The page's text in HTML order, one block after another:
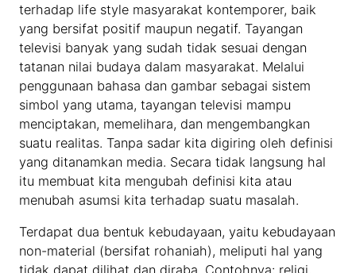
terhadap life style masyarakat kontemporer, baik
yang bersifat positif maupun negatif. Tayangan
televisi banyak yang sudah tidak sesuai dengan
tatanan nilai budaya dalam masyarakat. Melalui
penggunaan bahasa dan gambar sebagai sistem
simbol yang utama, tayangan televisi mampu
menciptakan, memelihara, dan mengembangkan
suatu realitas. Tanpa sadar kita digiring oleh definisi
yang ditanamkan media. Secara tidak langsung hal
itu membuat kita mengubah definisi kita atau
menubah asumsi kita terhadap suatu masalah.
Terdapat dua bentuk kebudayaan, yaitu kebudayaan
non-material (bersifat rohaniah), meliputi hal yang